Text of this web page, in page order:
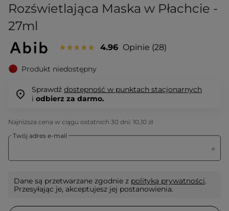
Rozświetlająca Maska w Płachcie -
27ml
4.96 Opinie 28
Produkt niedostępny
Sprawdź dostępność w punktach stacjonarnych
i odbierz za darmo.
Najniższa cena w ciągu ostatnich 30 dni: 10,10 zł
Twój adres e-mail
Dane są przetwarzane zgodnie z polityką prywatności.
Przesyłając je, akceptujesz jej postanowienia.